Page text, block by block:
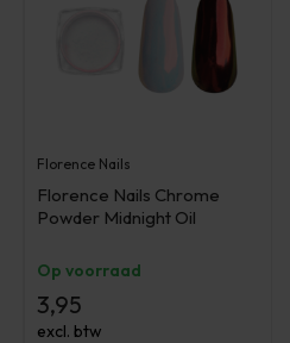
Florence Nails
Florence Nails Chrome
Powder Midnight Oil
Op voorraad
3,95
excl. btw